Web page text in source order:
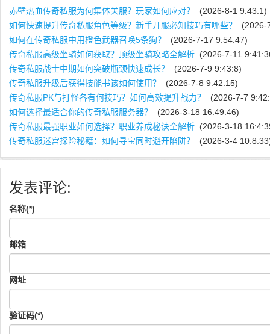
赤壁热血传奇私服为何集体关服？玩家如何应对？
(2026-8-1 9:43:1)
如何快速提升传奇私服角色等级？新手开服必知技巧有哪些？
(2026-
如何在传奇私服中用橙色武器召唤5条狗？
(2026-7-17 9:54:47)
传奇私服高级坐骑如何获取？顶级坐骑攻略全解析 (2026-7-11
传奇私服战士中期如何突破瓶颈快速成长？
(2026-7-9 9:43:8)
传奇私服升级后获得技能书该如何使用？
(2026-7-8 9:42:15)
传奇私服PK与打怪各有何技巧？如何高效提升战力？
(2026-7-7
如何选择最适合你的传奇私服服务器？
(2026-3-18 16:49:46)
传奇私服最强职业如何选择？职业养成秘诀全解析 (2026-3-18
传奇私服迷宫探险秘籍：如何寻宝同时避开陷阱？
(2026-3-4
发表评论:
名称(*)
邮箱
网址
验证码(*)